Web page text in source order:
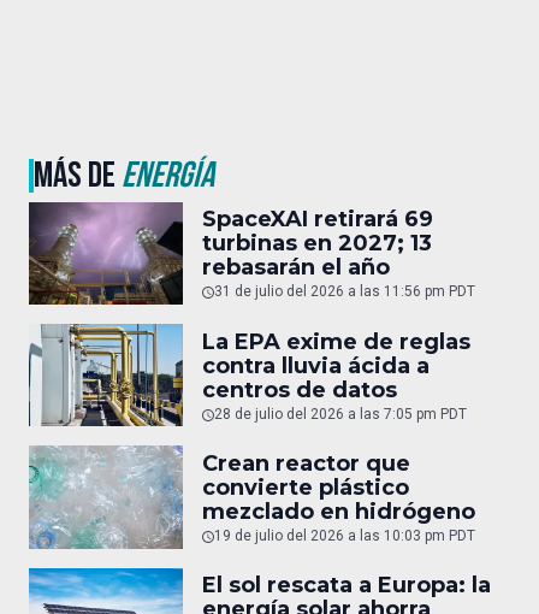
MÁS DEENERGÍA
SpaceXAI retirará 69
turbinas en 2027; 13
rebasarán el año
31 de julio del 2026 a las 11:56 pm PDT
La EPA exime de reglas
contra lluvia ácida a
centros de datos
28 de julio del 2026 a las 7:05 pm PDT
Crean reactor que
convierte plástico
mezclado en hidrógeno
19 de julio del 2026 a las 10:03 pm PDT
El sol rescata a Europa: la